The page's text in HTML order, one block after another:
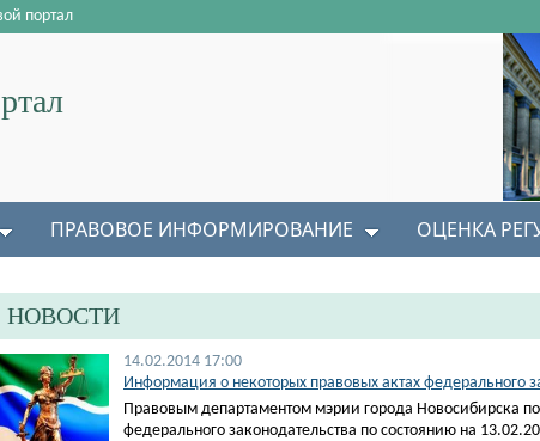
портал
ПРАВОВОЕ ИНФОРМИРОВАНИЕ ОЦЕНКА
НОВОСТИ
14.02.2014 17:00
Информация о некоторых правовых актах федерального
Правовым департаментом мэрии города Новосибирска
федерального законодательства по состоянию на